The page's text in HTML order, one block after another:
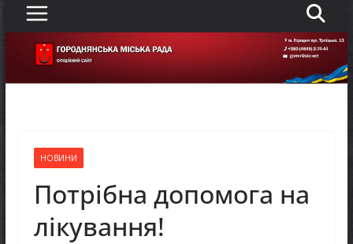
МОВЧАННЯ
Як отримати компенсацію за товари, придбані
для ветеранського бізнесу
НОВИНИ
Потрібна допомога на
лікування!